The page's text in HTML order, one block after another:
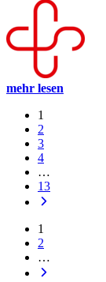
mehr lesen
1
2
3
4
…
13
1
2
…